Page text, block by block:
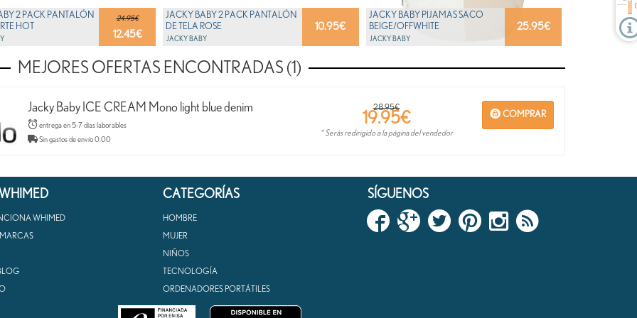
24.95€
12.45€
2 PACK PANTALÓN
HOT
10.95€
JACKY BABY 2 PACK PANTALÓN
DE TELA ROSE
JACKY BABY
25.95€
JACKY BABY PIJAMAS SACO
BEIGE/OFFWHITE
JACKY BABY
MEJORES OFERTAS ENCONTRADAS (1)
Jacky Baby ICE CREAM Mono light blue denim
entrega en 5-7 días laborables
Sin gastos de envío 0.00
COMPRAR
28.95€
19.95€
* Serás redirigido a la página del vendedor
WHIMED
CATEGORÍAS
HOMBRE
MUJER
NIÑOS
TECNOLOGÍA
ORDENADORES PORTÁTILES
SÍGUENOS